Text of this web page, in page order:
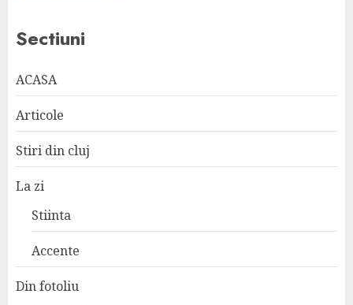
Sectiuni
ACASA
Articole
Stiri din cluj
La zi
Stiinta
Accente
Din fotoliu